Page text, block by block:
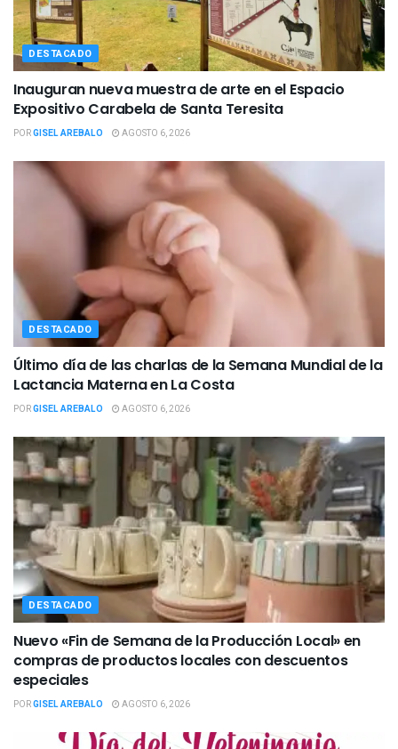
DESTACADO
Inauguran nueva muestra de arte en el Espacio
Expositivo Carabela de Santa Teresita
PORGISEL AREBALO AGOSTO 6, 2026
DESTACADO
Último día de las charlas de la Semana Mundial de la
Lactancia Materna en La Costa
PORGISEL AREBALO AGOSTO 6, 2026
DESTACADO
Nuevo «Fin de Semana de la Producción Local» en
compras de productos locales con descuentos
especiales
PORGISEL AREBALO AGOSTO 6, 2026